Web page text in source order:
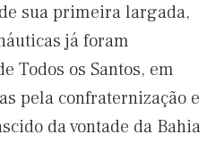
sua primeira largada,
já foram
Todos os Santos, em
pela confraternização e
da vontade da Bahia